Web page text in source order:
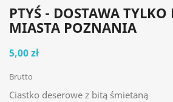
PTYŚ - DOSTAWA TYLKO
MIASTA POZNANIA
5,00 zł
Brutto
Ciastko deserowe z bitą śmietaną